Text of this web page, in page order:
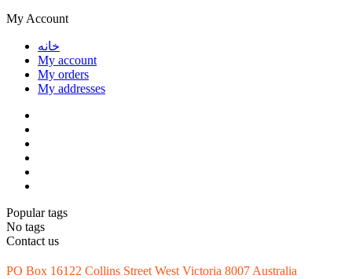
My Account
خانه
My account
My orders
My addresses
Popular tags
No tags
Contact us
PO Box 16122 Collins Street West Victoria 8007 Australia